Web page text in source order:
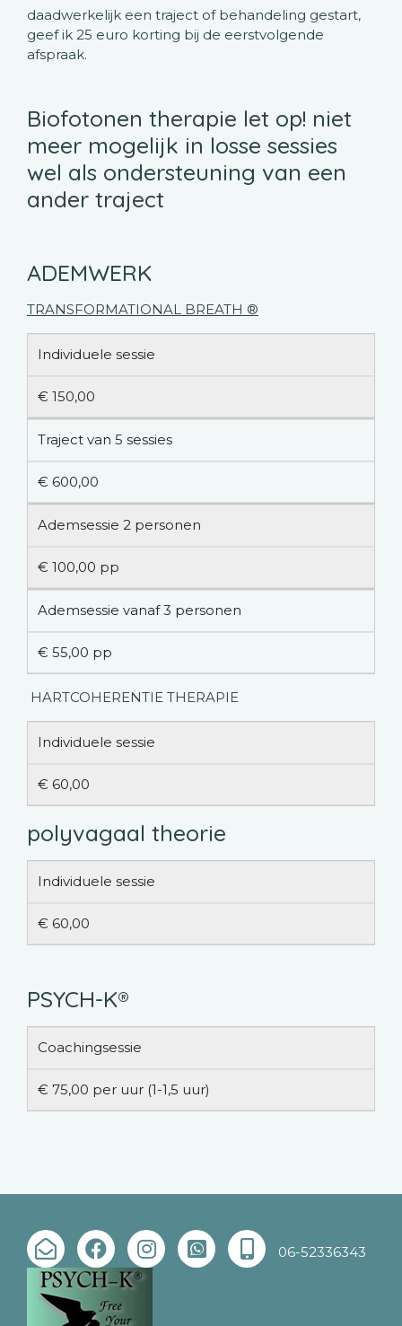
daadwerkelijk een traject of behandeling gestart,
geef ik 25 euro korting bij de eerstvolgende
afspraak.
Biofotonen therapie let op! niet
meer mogelijk in losse sessies
wel als ondersteuning van een
ander traject
ADEMWERK
TRANSFORMATIONAL BREATH ®
Individuele sessie
€ 150,00
Traject van 5 sessies
€ 600,00
Ademsessie 2 personen
€ 100,00 pp
Ademsessie vanaf 3 personen
€ 55,00 pp
HARTCOHERENTIE THERAPIE
Individuele sessie
€ 60,00
polyvagaal theorie
Individuele sessie
€ 60,00
PSYCH-K®
Coachingsessie
€ 75,00 per uur (1-1,5 uur)
06-52336343